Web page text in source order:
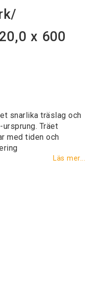
x 600
snarlika träslag och
Träet
med tiden och
Läs mer...